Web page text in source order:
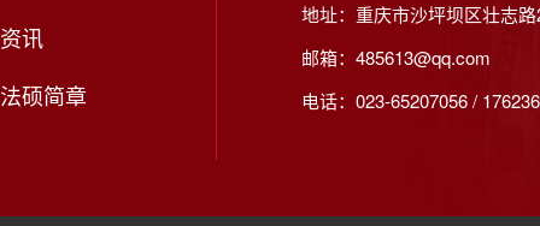
资讯
法硕简章
地址：重庆市沙坪坝区壮志
邮箱：485613@qq.com
电话：023-65207056 /